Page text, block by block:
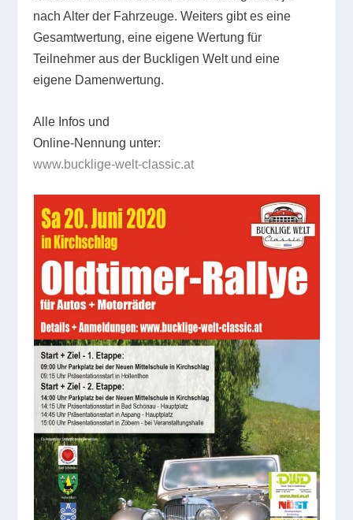
nach Alter der Fahrzeuge. Weiters gibt es eine
Gesamtwertung, eine eigene Wertung für
Teilnehmer aus der Buckligen Welt und eine
eigene Damenwertung.
Alle Infos und
Online-Nennung unter:
www.bucklige-welt-classic.at